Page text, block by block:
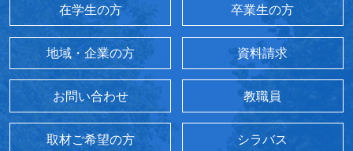
在学生の方 卒業生の方
地域・企業の方 資料請求
お問い合わせ 教職員
取材ご希望の方 シラバス